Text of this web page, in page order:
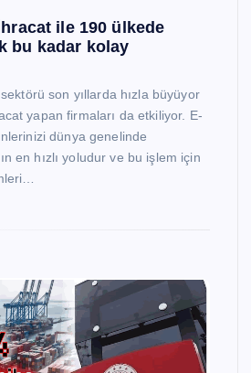
ile 190 ülkede
bu kadar kolay
son yıllarda hızla büyüyor
yapan firmaları da etkiliyor. E-
dünya genelinde
en hızlı yoludur ve bu işlem için